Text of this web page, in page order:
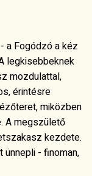
a Fogódzó a kéz
legkisebbeknek
mozdulattal,
érintésre
miközben
A megszülető
kezdete.
- finoman,